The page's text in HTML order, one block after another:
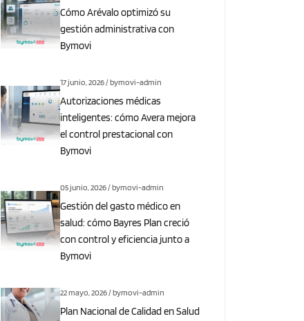
Cómo Arévalo optimizó su
gestión administrativa con
Bymovi
17 junio, 2026 / bymovi-admin
Autorizaciones médicas
inteligentes: cómo Avera mejora
el control prestacional con
Bymovi
05 junio, 2026 / bymovi-admin
Gestión del gasto médico en
salud: cómo Bayres Plan creció
con control y eficiencia junto a
Bymovi
22 mayo, 2026 / bymovi-admin
Plan Nacional de Calidad en Salud